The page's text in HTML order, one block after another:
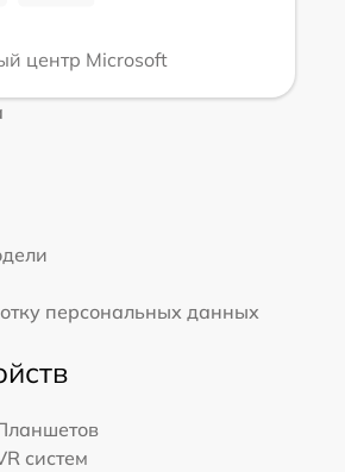
центр Microsoft
персональных данных
систем